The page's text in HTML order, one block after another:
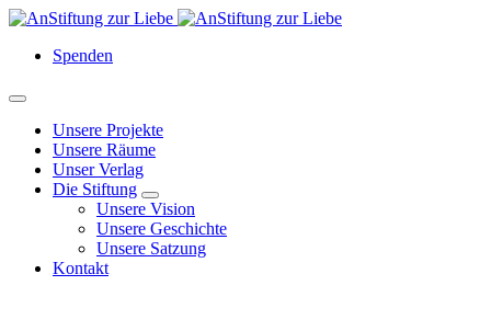
Spenden
Unsere Projekte
Unsere Räume
Unser Verlag
Die Stiftung
Unsere Vision
Unsere Geschichte
Unsere Satzung
Kontakt